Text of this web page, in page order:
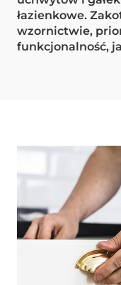
łazienkowe.
wzornictwie,
funkcjonalność,